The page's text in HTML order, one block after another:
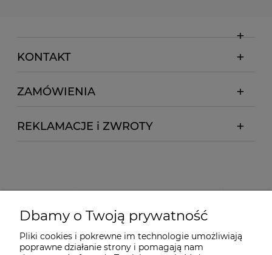
KONTAKT
ZAMÓWIENIA
REKLAMACJE i ZWROTY
Dbamy o Twoją prywatność
Pliki cookies i pokrewne im technologie umożliwiają
poprawne działanie strony i pomagają nam